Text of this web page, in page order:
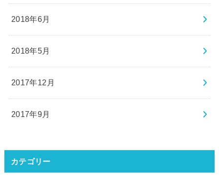
2018年6月
2018年5月
2017年12月
2017年9月
カテゴリー